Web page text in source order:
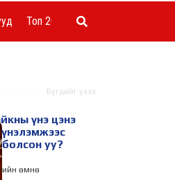
Топ 20 ААН
Бүгдийг үзэх
үнэ цэнэ
уу?
өмнө